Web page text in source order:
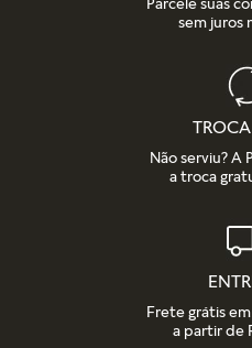
sem juros
Não serviu? A
a troca
Frete grátis
a partir de